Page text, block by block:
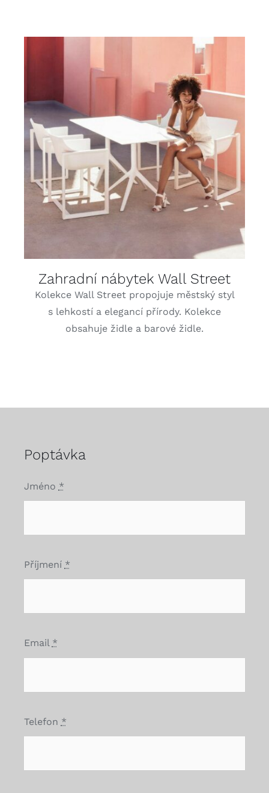
Zahradní nábytek Wall Street
Kolekce Wall Street propojuje městský styl
s lehkostí a elegancí přírody. Kolekce
obsahuje židle a barové židle.
Poptávka
Jméno *
Příjmení *
Email *
Telefon *